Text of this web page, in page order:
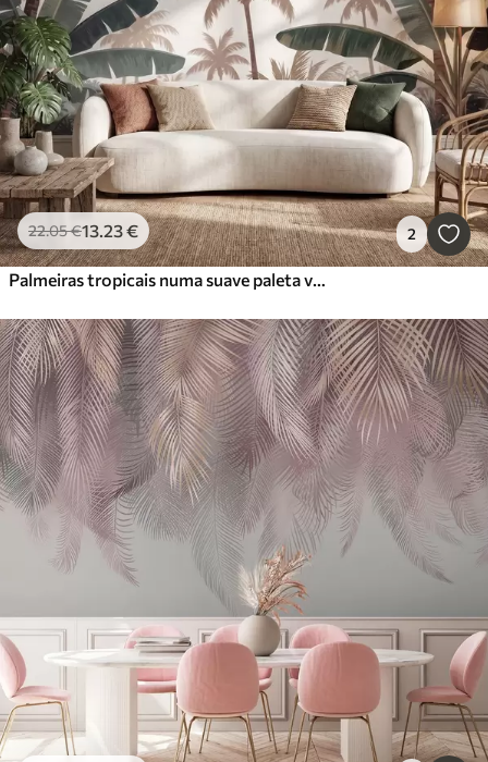
22.05€13.23€ 2
Palmeiras tropicais numa suave paleta vintage, com uma atmosfera matinal enevoada